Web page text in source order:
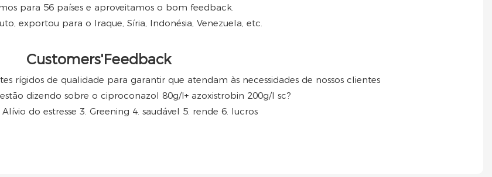
para 56 países e aproveitamos o bom feedback.
exportou para o Iraque, Síria, Indonésia, Venezuela, etc.
Customers'Feedback
rígidos de qualidade para garantir que atendam às necessidades de nossos clientes
dizendo sobre o ciproconazol 80g/l+ azoxistrobin 200g/l sc?
do estresse 3. Greening 4. saudável 5. rende 6. lucros